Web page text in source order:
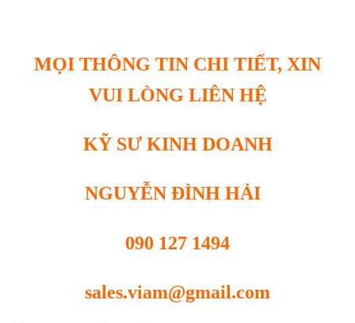
MỌI THÔNG TIN CHI TIẾT, XIN
VUI LÒNG LIÊN HỆ
KỸ SƯ KINH DOANH
NGUYỄN ĐÌNH HẢI
090 127 1494
sales.viam@gmail.com